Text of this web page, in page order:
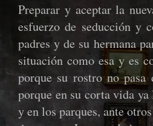
Preparar y aceptar la
esfuerzo de seducción y
padres y de su hermana
situación como esa y es
porque su rostro no
porque en su corta vida
y en los parques, ante